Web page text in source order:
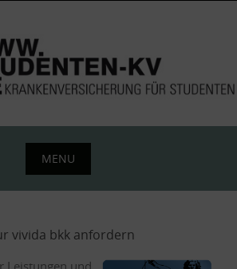
MENU
vivida bkk anfordern
Leistungen und